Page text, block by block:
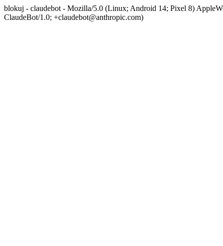
blokuj - claudebot - Mozilla/5.0 (Linux; Android 14; Pixel 8)
ClaudeBot/1.0; +claudebot@anthropic.com)